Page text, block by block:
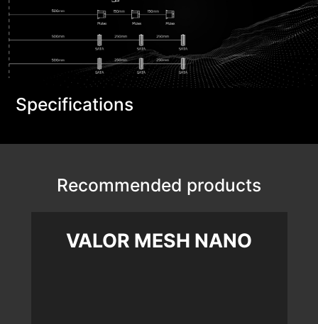
Specifications
Recommended products
VALOR MESH NANO